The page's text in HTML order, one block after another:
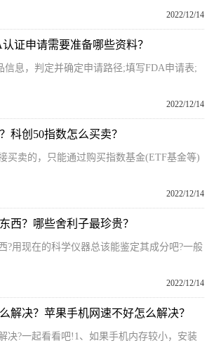
2022/12/14
证申请需要准备哪些资料？
信息，判定并确定申请路径;填写FDA申请表;
2022/12/14
科创50指数怎么买卖？
买卖的，只能通过购买指数基金(ETF基金等)
2022/12/14
西？哪些舍利子最珍贵？
?用现在的科学仪器总该能鉴定其成分吧?一般
2022/12/14
解决？苹果手机网速不好怎么解决？
决?一起看看吧!1、如果手机内存较小，安装